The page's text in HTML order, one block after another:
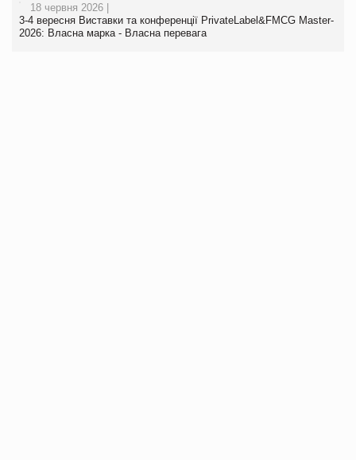
18 червня 2026 |
3-4 вересня Виставки та конференції PrivateLabel&FMCG Master-
2026: Власна марка - Власна перевага